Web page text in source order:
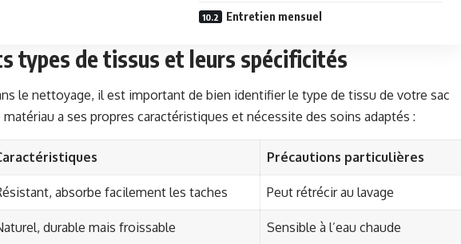
Entretien mensuel
types de tissus et leurs spécificités
le nettoyage, il est important de bien identifier le type de tissu de votre sac
a ses propres caractéristiques et nécessite des soins adaptés :
Précautions particulières
absorbe facilement les taches Peut rétrécir au lavage
durable mais froissable Sensible à l’eau chaude